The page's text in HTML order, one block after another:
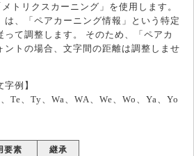
トリクスカーニング」を使用します。
は、「ペアカーニング情報」という特定
て調整します。 そのため、「ペアカ
ントの場合、文字間の距離は調整しませ
例】
Te、Ty、Wa、WA、We、Wo、Ya、Yo
要素 継承